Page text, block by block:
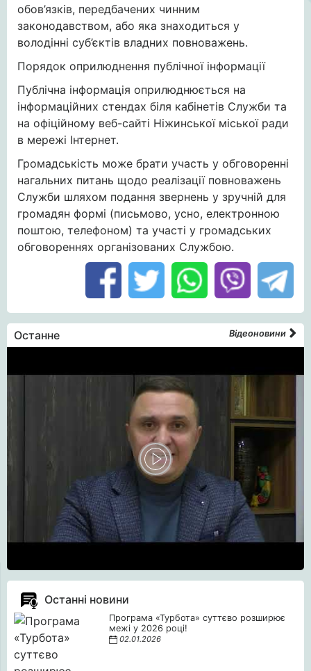
обов’язків, передбачених чинним
законодавством, або яка знаходиться у
володінні суб’єктів владних повноважень.
Порядок оприлюднення публічної інформації
Публічна інформація оприлюднюється на
інформаційних стендах біля кабінетів Служби та
на офіційному веб-сайті Ніжинської міської ради
в мережі Інтернет.
Громадськість може брати участь у обговоренні
нагальних питань щодо реалізації повноважень
Служби шляхом подання звернень у зручній для
громадян формі (письмово, усно, електронною
поштою, телефоном) та участі у громадських
обговореннях організованих Службою.
Останне Відеоновини
Останні новини
Програма «Турбота» суттєво розширює
межі у 2026 році!
02.01.2026